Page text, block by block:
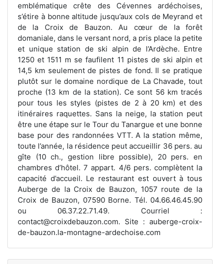
emblématique crête des Cévennes ardéchoises,
s’étire à bonne altitude jusqu’aux cols de Meyrand et
de la Croix de Bauzon. Au cœur de la forêt
domaniale, dans le versant nord, a pris place la petite
et unique station de ski alpin de l’Ardèche. Entre
1250 et 1511 m se faufilent 11 pistes de ski alpin et
14,5 km seulement de pistes de fond. Il se pratique
plutôt sur le domaine nordique de La Chavade, tout
proche (13 km de la station). Ce sont 56 km tracés
pour tous les styles (pistes de 2 à 20 km) et des
itinéraires raquettes. Sans la neige, la station peut
être une étape sur le Tour du Tanargue et une bonne
base pour des randonnées VTT. A la station même,
toute l’année, la résidence peut accueillir 36 pers. au
gîte (10 ch., gestion libre possible), 20 pers. en
chambres d’hôtel. 7 appart. 4/6 pers. complètent la
capacité d’accueil. Le restaurant est ouvert à tous
Auberge de la Croix de Bauzon, 1057 route de la
Croix de Bauzon, 07590 Borne. Tél. 04.66.46.45.90
ou 06.37.22.71.49. Courriel :
contact@croixdebauzon.com. Site : auberge-croix-
de-bauzon.la-montagne-ardechoise.com